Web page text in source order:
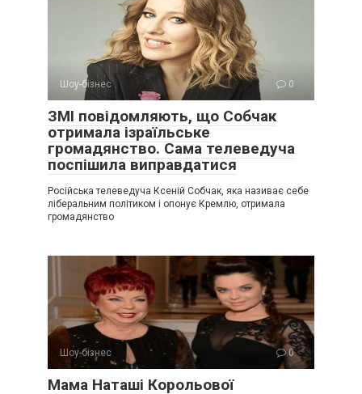
Шоу-бізнес 0
ЗМІ повідомляють, що Собчак
отримала ізраїльське
громадянство. Сама телеведуча
поспішила виправдатися
Російська телеведуча Ксеній Собчак, яка називає себе
ліберальним політиком і опонує Кремлю, отримала
громадянство
Шоу-бізнес 0
Мама Наташі Корольової